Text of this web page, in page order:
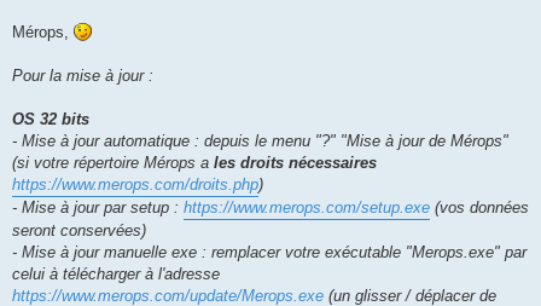
Mérops,
Pour la mise à jour :
OS 32 bits
- Mise à jour automatique : depuis le menu "?" "Mise à jour de Mérops"
(si votre répertoire Mérops a les droits nécessaires
https://www.merops.com/droits.php)
- Mise à jour par setup : https://www.merops.com/setup.exe (vos données
seront conservées)
- Mise à jour manuelle exe : remplacer votre exécutable "Merops.exe" par
celui à télécharger à l'adresse
https://www.merops.com/update/Merops.exe (un glisser / déplacer de